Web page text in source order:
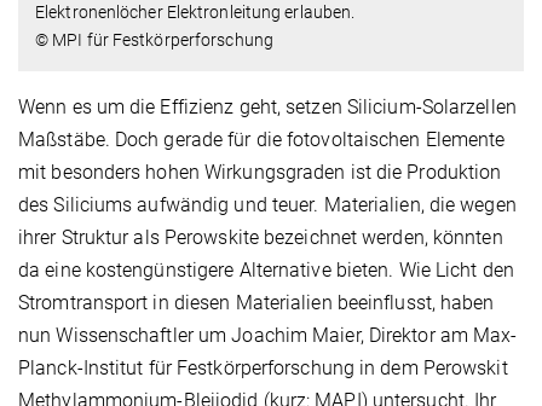
Elektronenlöcher Elektronleitung erlauben.
© MPI für Festkörperforschung
Wenn es um die Effizienz geht, setzen Silicium-Solarzellen
Maßstäbe. Doch gerade für die fotovoltaischen Elemente
mit besonders hohen Wirkungsgraden ist die Produktion
des Siliciums aufwändig und teuer. Materialien, die wegen
ihrer Struktur als Perowskite bezeichnet werden, könnten
da eine kostengünstigere Alternative bieten. Wie Licht den
Stromtransport in diesen Materialien beeinflusst, haben
nun Wissenschaftler um Joachim Maier, Direktor am Max-
Planck-Institut für Festkörperforschung in dem Perowskit
Methylammonium-Bleiiodid (kurz: MAPI) untersucht. Ihr